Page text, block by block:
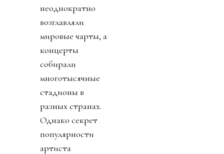
неоднократно
возглавляли
мировые чарты, а
концерты
собирали
многотысячные
стадионы в
разных странах.
Однако секрет
популярности
артиста